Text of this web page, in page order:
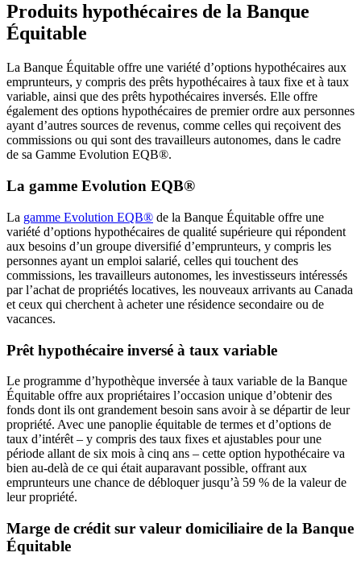
Produits hypothécaires de la Banque
Équitable
La Banque Équitable offre une variété d’options hypothécaires aux
emprunteurs, y compris des prêts hypothécaires à taux fixe et à taux
variable, ainsi que des prêts hypothécaires inversés. Elle offre
également des options hypothécaires de premier ordre aux personnes
ayant d’autres sources de revenus, comme celles qui reçoivent des
commissions ou qui sont des travailleurs autonomes, dans le cadre
de sa Gamme Evolution EQB®.
La gamme Evolution EQB®
La gamme Evolution EQB® de la Banque Équitable offre une
variété d’options hypothécaires de qualité supérieure qui répondent
aux besoins d’un groupe diversifié d’emprunteurs, y compris les
personnes ayant un emploi salarié, celles qui touchent des
commissions, les travailleurs autonomes, les investisseurs intéressés
par l’achat de propriétés locatives, les nouveaux arrivants au Canada
et ceux qui cherchent à acheter une résidence secondaire ou de
vacances.
Prêt hypothécaire inversé à taux variable
Le programme d’hypothèque inversée à taux variable de la Banque
Équitable offre aux propriétaires l’occasion unique d’obtenir des
fonds dont ils ont grandement besoin sans avoir à se départir de leur
propriété. Avec une panoplie équitable de termes et d’options de
taux d’intérêt – y compris des taux fixes et ajustables pour une
période allant de six mois à cinq ans – cette option hypothécaire va
bien au-delà de ce qui était auparavant possible, offrant aux
emprunteurs une chance de débloquer jusqu’à 59 % de la valeur de
leur propriété.
Marge de crédit sur valeur domiciliaire de la Banque
Équitable